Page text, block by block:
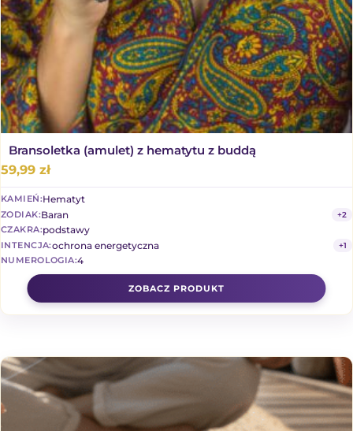
Bransoletka (amulet) z hematytu z buddą
59,99 zł
KAMIEŃ:Hematyt
ZODIAK:Baran
+2
CZAKRA:podstawy
INTENCJA:ochrona energetyczna
+1
NUMEROLOGIA:4